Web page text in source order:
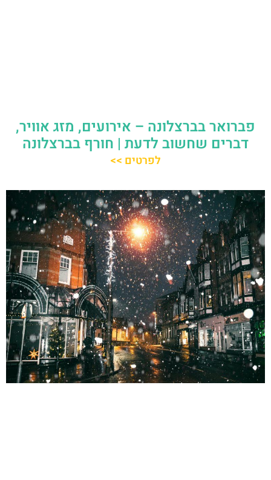
פברואר בברצלונה – אירועים, מזג אוויר,
דברים שחשוב לדעת | חורף בברצלונה
לפרטים >>